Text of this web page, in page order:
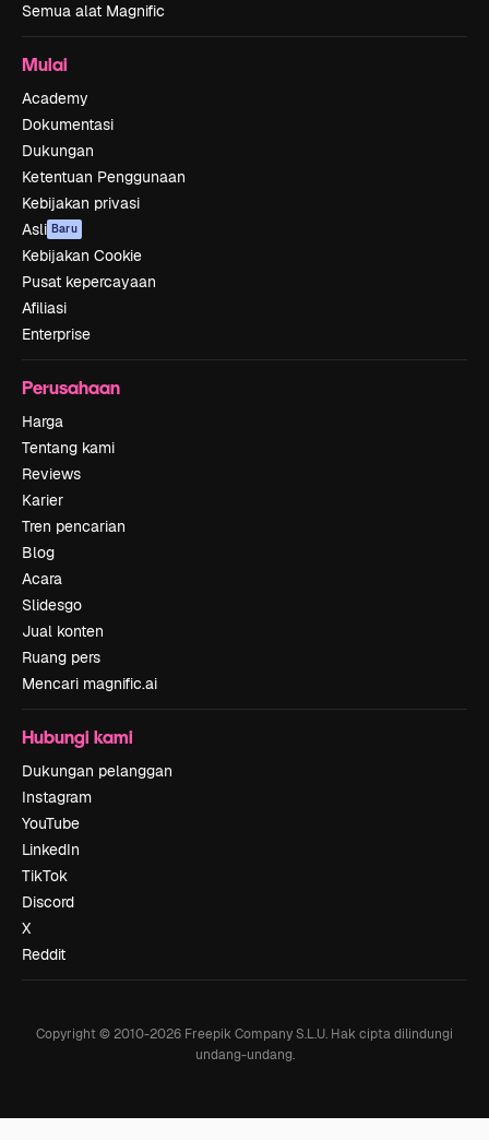
Semua alat Magnific
Mulai
Academy
Dokumentasi
Dukungan
Ketentuan Penggunaan
Kebijakan privasi
Asli Baru
Kebijakan Cookie
Pusat kepercayaan
Afiliasi
Enterprise
Perusahaan
Harga
Tentang kami
Reviews
Karier
Tren pencarian
Blog
Acara
Slidesgo
Jual konten
Ruang pers
Mencari magnific.ai
Hubungi kami
Dukungan pelanggan
Instagram
YouTube
LinkedIn
TikTok
Discord
X
Reddit
Copyright © 2010-2026 Freepik Company S.L.U. Hak cipta dilindungi
undang-undang.